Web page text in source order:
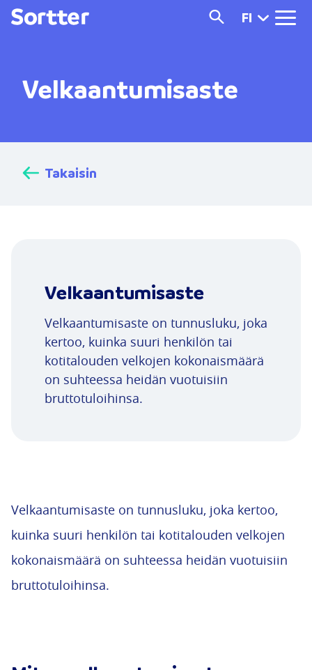
FI
Velkaantumisaste
Takaisin
Velkaantumisaste
Velkaantumisaste on tunnusluku, joka
kertoo, kuinka suuri henkilön tai
kotitalouden velkojen kokonaismäärä
on suhteessa heidän vuotuisiin
bruttotuloihinsa.
Velkaantumisaste on tunnusluku, joka kertoo,
kuinka suuri henkilön tai kotitalouden velkojen
kokonaismäärä on suhteessa heidän vuotuisiin
bruttotuloihinsa.